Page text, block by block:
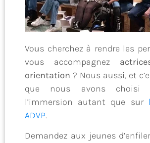
Vous cherchez à rendre les
vous accompagnez
orientation ? Nous aussi, et
que nous avons choisi
l’immersion autant que sur
ADVP.
Demandez aux jeunes